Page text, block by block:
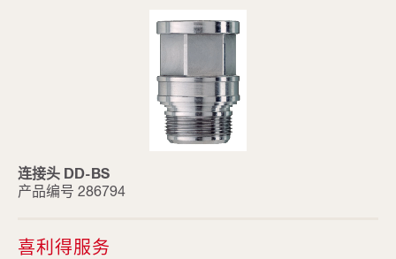
连接头 DD-BS
产品编号 286794
喜利得服务